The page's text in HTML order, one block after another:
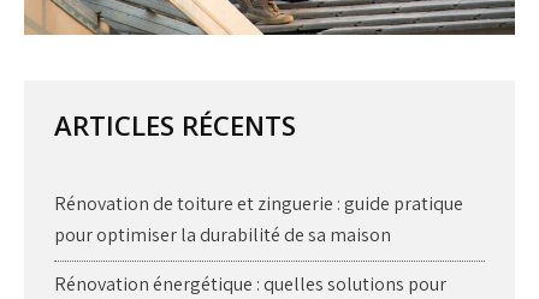
ARTICLES RÉCENTS
Rénovation de toiture et zinguerie : guide pratique
pour optimiser la durabilité de sa maison
Rénovation énergétique : quelles solutions pour